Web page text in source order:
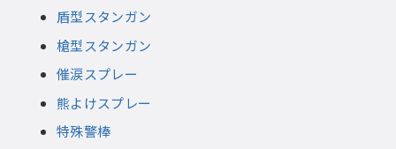
盾型スタンガン
槍型スタンガン
催涙スプレー
熊よけスプレー
特殊警棒